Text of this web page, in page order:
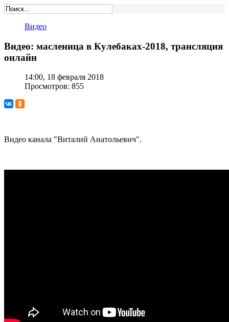
Видео
Видео: масленица в Кулебаках-2018, трансляция
онлайн
14:00, 18 февраля 2018
Просмотров: 855
Видео канала "Виталий Анатольевич".